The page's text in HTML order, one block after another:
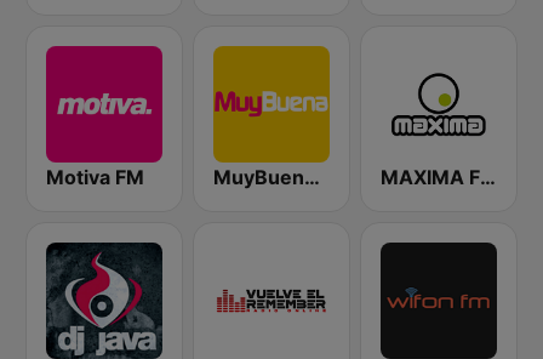
Motiva FM MuyBuena Valencia MAXIMA FM